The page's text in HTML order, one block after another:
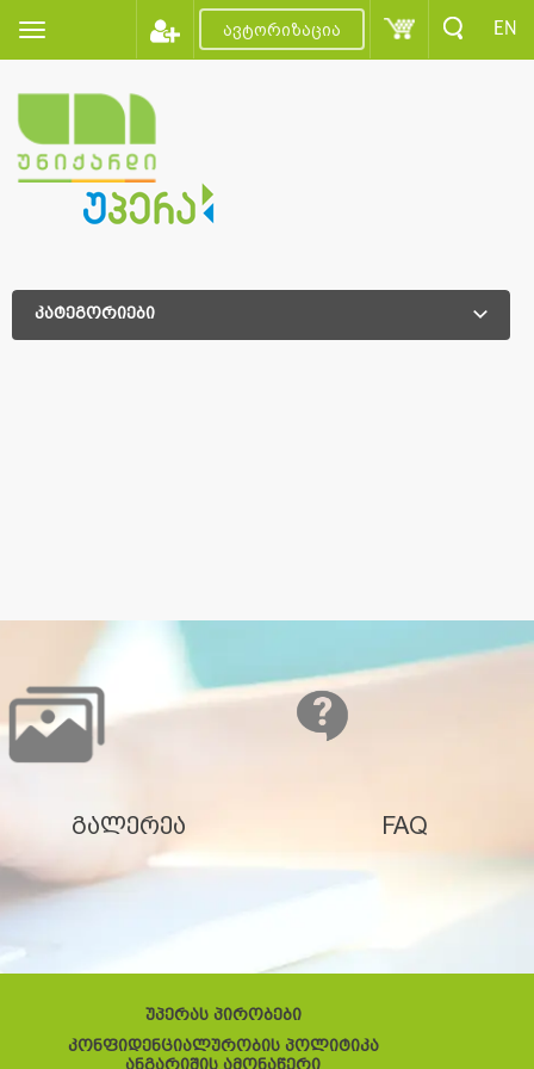
ავტორიზაცია EN
კატეგორიები
გალერეა FAQ
უპერას პირობები
კონფიდენციალურობის პოლიტიკა
ანგარიშის ამონაწერი